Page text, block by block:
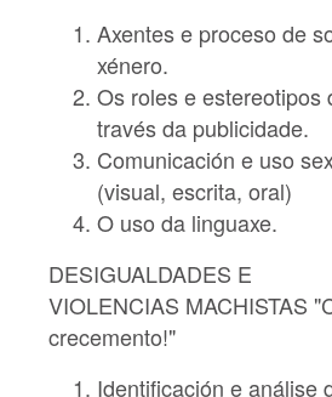
Axentes e proceso de
xénero.
Os roles e estereotipos
través da publicidade.
Comunicación e uso
(visual, escrita, oral)
O uso da linguaxe.
DESIGUALDADES E
VIOLENCIAS MACHISTAS
crecemento!"
Identificación e análise